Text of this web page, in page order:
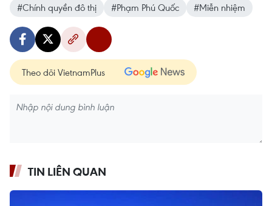
#Chính quyền đô thị #Phạm Phú Quốc #Miễn nhiệm
Theo dõi VietnamPlus
TIN LIÊN QUAN